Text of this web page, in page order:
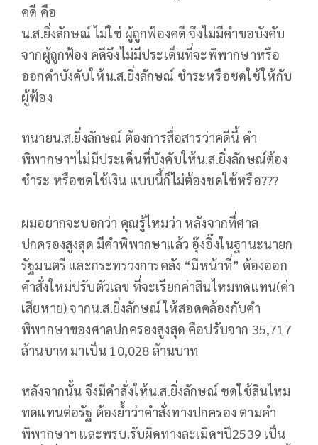
คดี คือ
น.ส.ยิ่งลักษณ์ ไม่ใช่ ผู้ถูกฟ้องคดี จึงไม่มีคำขอบังคับ
จากผู้ถูกฟ้อง คดีจึงไม่มีประเด็นที่จะพิพากษาหรือ
ออกคำบังคับให้น.ส.ยิ่งลักษณ์ ชำระหรือชดใช้ให้กับ
ผู้ฟ้อง
ทนายน.ส.ยิ่งลักษณ์ ต้องการสื่อสารว่าคดีนี้ คำ
พิพากษาฯไม่มีประเด็นที่บังคับให้น.ส.ยิ่งลักษณ์ต้อง
ชำระ หรือชดใช้เงิน แบบนี้ก็ไม่ต้องชดใช้หรือ???
ผมอยากจะบอกว่า คุณรู้ไหมว่า หลังจากที่ศาล
ปกครองสูงสุด มีคำพิพากษาแล้ว อุ๊งอิ๊งในฐานะนายก
รัฐมนตรี และกระทรวงการคลัง “มีหน้าที่” ต้องออก
คำสั่งใหม่ปรับตัวเลข ที่จะเรียกค่าสินไหมทดแทน(ค่า
เสียหาย) จากน.ส.ยิ่งลักษณ์ ให้สอดคล้องกับคำ
พิพากษาของศาลปกครองสูงสุด คือปรับจาก 35,717
ล้านบาท มาเป็น 10,028 ล้านบาท
หลังจากนั้น จึงมีคำสั่งให้น.ส.ยิ่งลักษณ์ ชดใช้สินไหม
ทดแทนต่อรัฐ ต้องย้ำว่าคำสั่งทางปกครอง ตามคำ
พิพากษาฯ และพรบ.รับผิดทางละเมิดฯปี2539 เป็น